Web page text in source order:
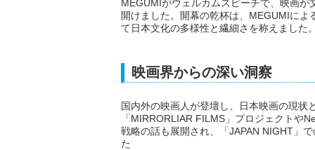
MEGUMIがウェルカムスピーチで、映画
開けました。開幕の乾杯は、MEGUMIによ
て日本文化の多様性と繊細さを称えました。
映画界からの深い洞察
国内外の映画人が登壇し、日本映画の現状
「MIRRORLIAR FILMS」プロジェクトや
戦略の話も展開され、「JAPAN NIGHT」
た